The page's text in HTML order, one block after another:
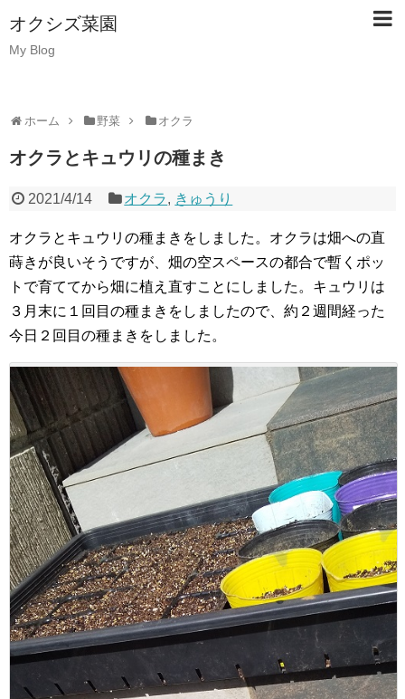
オクシズ菜園
My Blog
ホーム 野菜 オクラ
オクラとキュウリの種まき
2021/4/14 オクラ, きゅうり
オクラとキュウリの種まきをしました。オクラは畑への直
蒔きが良いそうですが、畑の空スペースの都合で暫くポッ
トで育ててから畑に植え直すことにしました。キュウリは
３月末に１回目の種まきをしましたので、約２週間経った
今日２回目の種まきをしました。